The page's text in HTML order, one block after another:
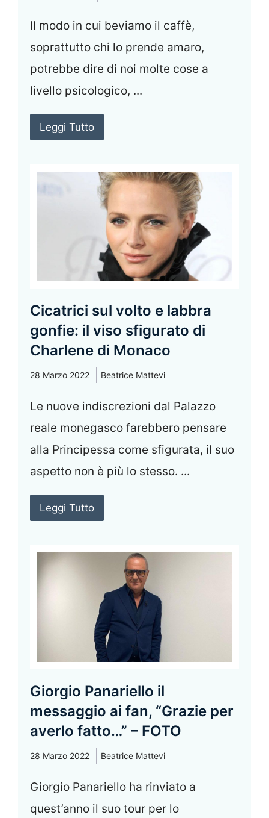
Il modo in cui beviamo il caffè,
soprattutto chi lo prende amaro,
potrebbe dire di noi molte cose a
livello psicologico, ...
Leggi Tutto
Cicatrici sul volto e labbra
gonfie: il viso sfigurato di
Charlene di Monaco
28 Marzo 2022 Beatrice Mattevi
Le nuove indiscrezioni dal Palazzo
reale monegasco farebbero pensare
alla Principessa come sfigurata, il suo
aspetto non è più lo stesso. ...
Leggi Tutto
Giorgio Panariello il
messaggio ai fan, “Grazie per
averlo fatto…” – FOTO
28 Marzo 2022 Beatrice Mattevi
Giorgio Panariello ha rinviato a
quest’anno il suo tour per lo